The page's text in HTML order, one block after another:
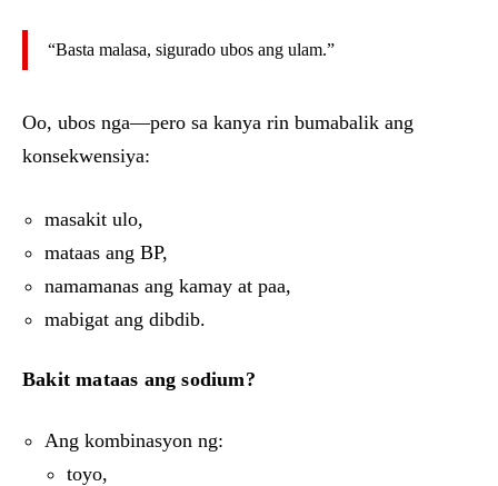
“Basta malasa, sigurado ubos ang ulam.”
Oo, ubos nga—pero sa kanya rin bumabalik ang
konsekwensiya:
masakit ulo,
mataas ang BP,
namamanas ang kamay at paa,
mabigat ang dibdib.
Bakit mataas ang sodium?
Ang kombinasyon ng:
toyo,